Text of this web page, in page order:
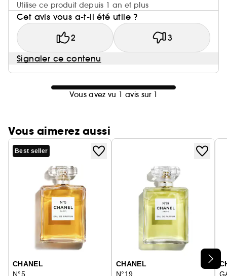
Utilise ce produit depuis 1 an et plus
Cet avis vous a-t-il été utile ?
2 3
Signaler ce contenu
Vous avez vu 1 avis sur 1
Vous aimerez aussi
Best seller
CHANEL
N°5
CHANEL
N°19